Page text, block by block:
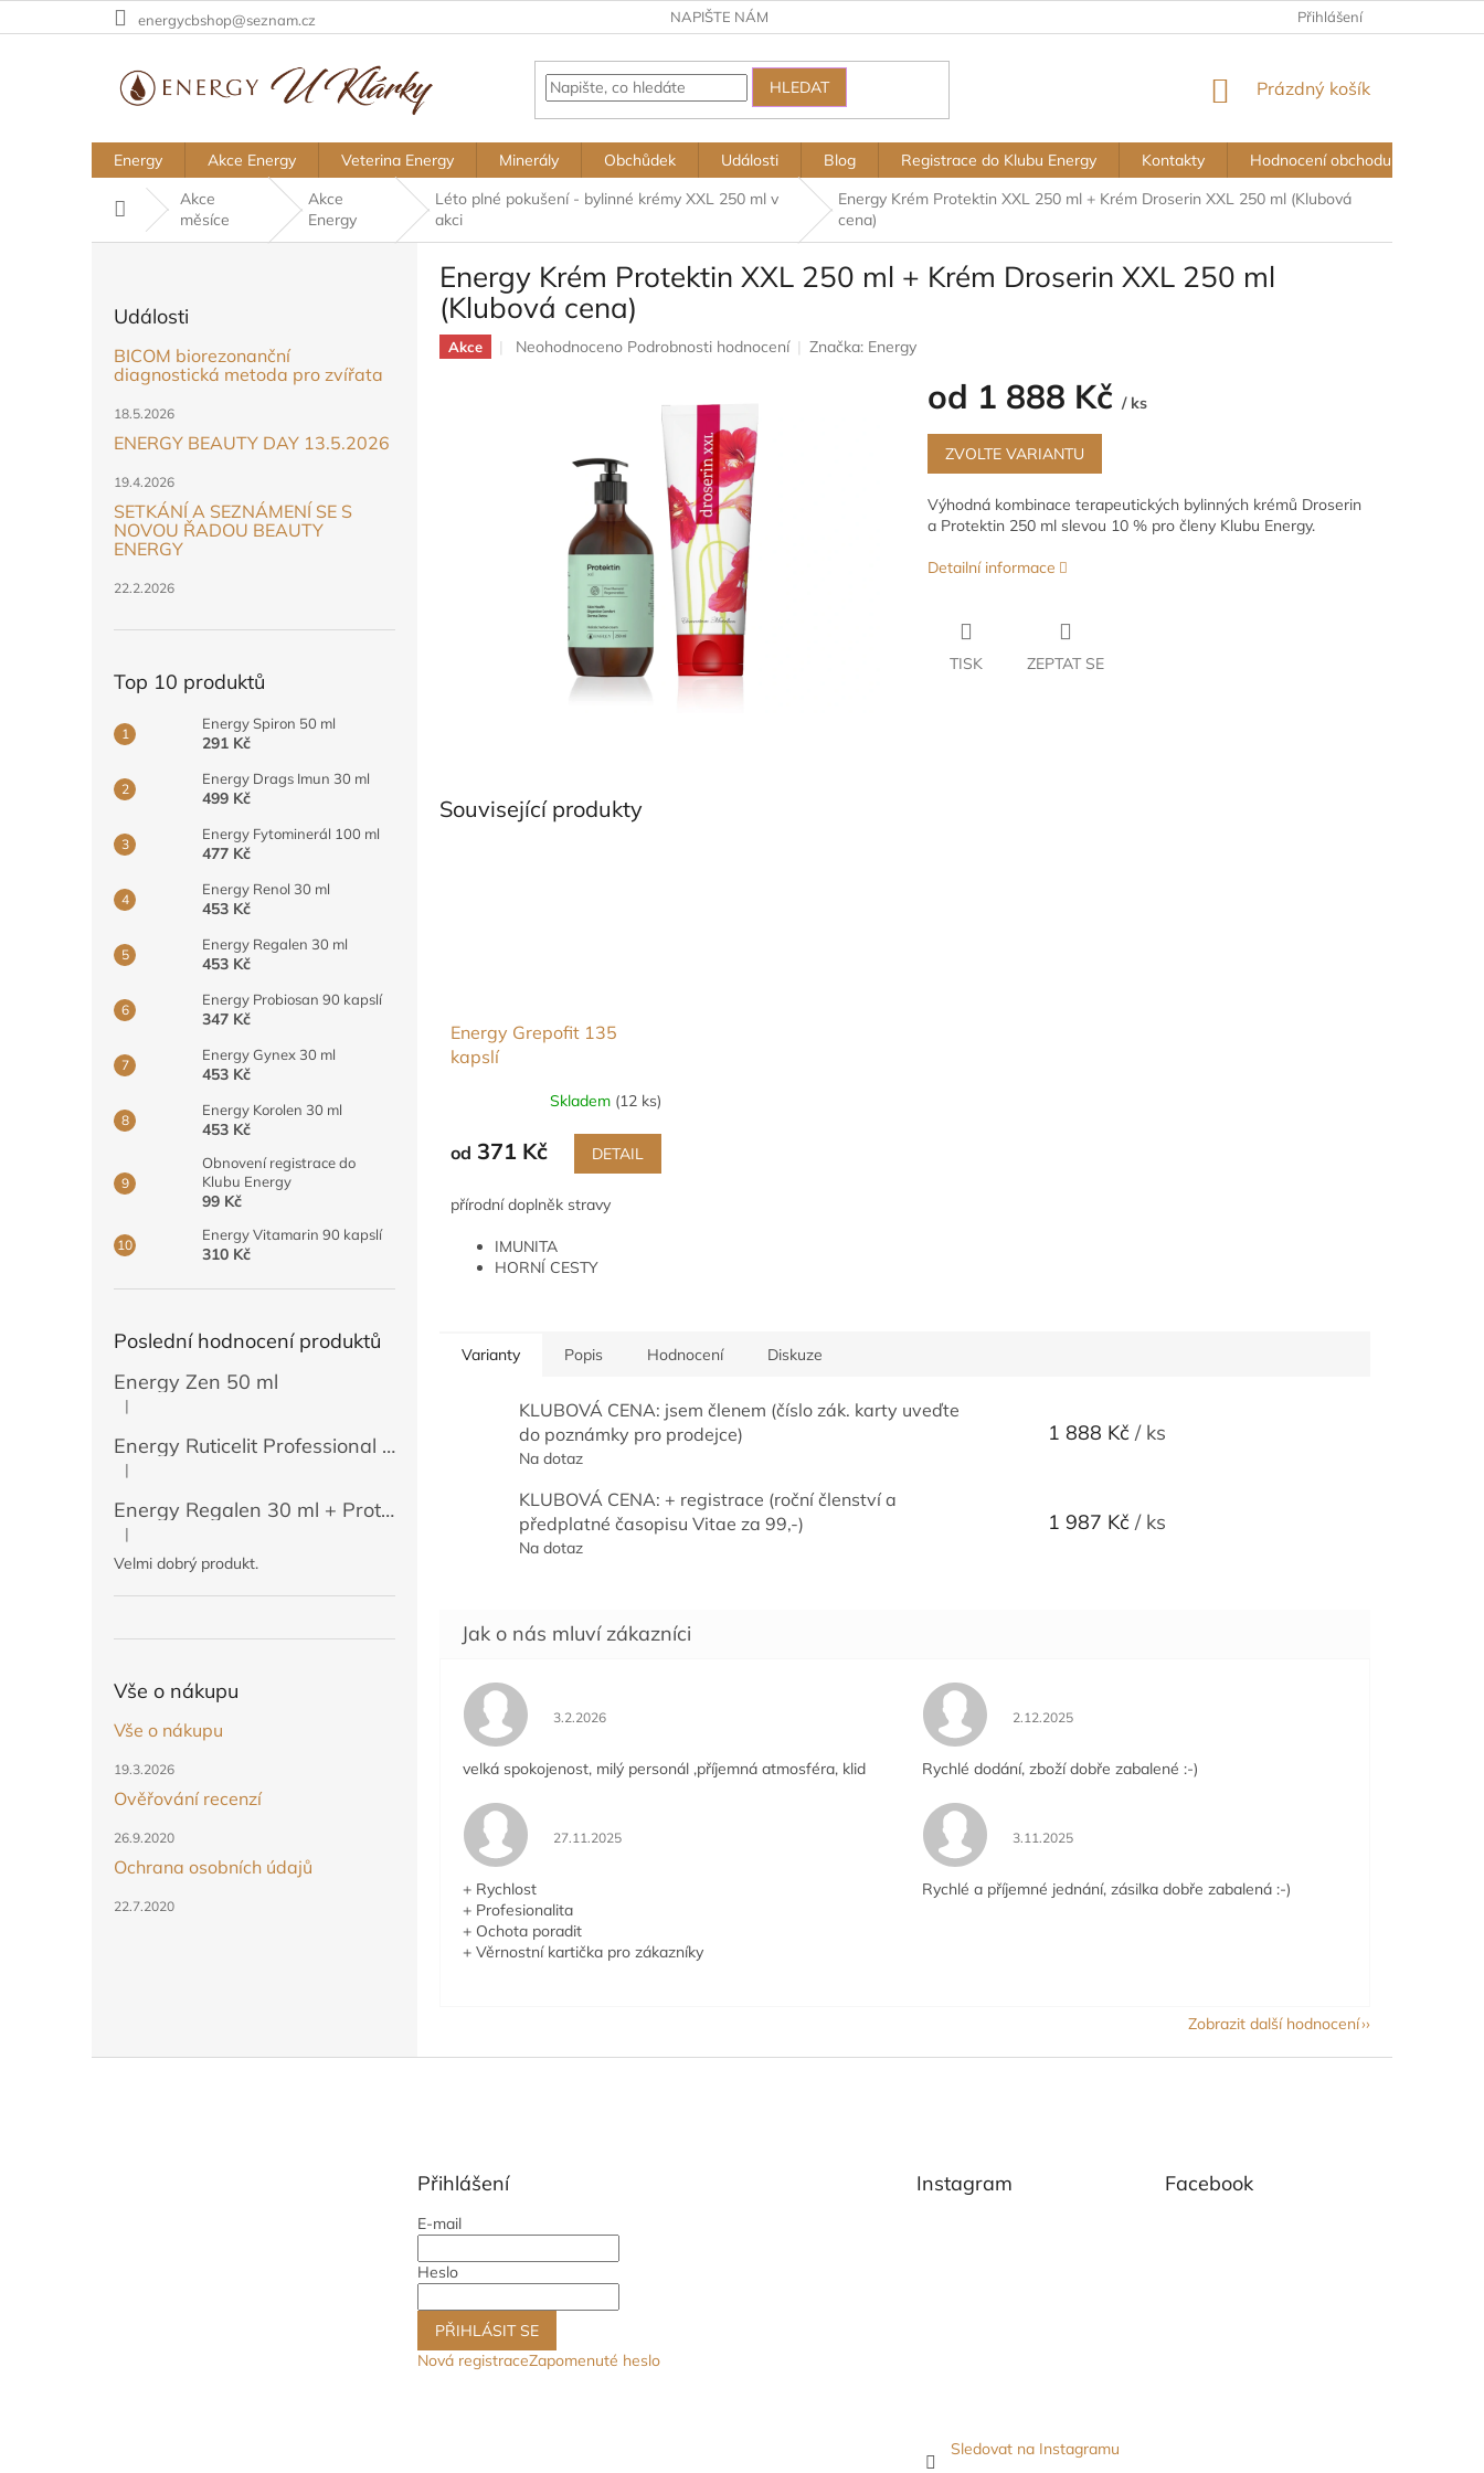
na
energycbshop@seznam.cz NAPIŠTE NÁM Přihlášení
HLEDAT
NÁKUPNÍ
Prázdný košík
Energy Akce Energy Veterina Energy Minerály Obchůdek Události Blog Registrace do Klubu Energy Kontakty Hodnocení obchodu
Domů Akce
měsíce
Akce
Energy
Léto plné pokušení - bylinné krémy XXL 250 ml v
akci
Energy Krém Protektin XXL 250 ml + Krém Droserin XXL 250 ml (Klubová
cena)
Události
BICOM biorezonanční
diagnostická metoda pro zvířata
18.5.2026
ENERGY BEAUTY DAY 13.5.2026
19.4.2026
SETKÁNÍ A SEZNÁMENÍ SE S
NOVOU ŘADOU BEAUTY
ENERGY
22.2.2026
Top 10 produktů
Energy Spiron 50 ml
291 Kč
Energy Drags Imun 30 ml
499 Kč
Energy Fytominerál 100 ml
477 Kč
Energy Renol 30 ml
453 Kč
Energy Regalen 30 ml
453 Kč
Energy Probiosan 90 kapslí
347 Kč
Energy Gynex 30 ml
453 Kč
Energy Korolen 30 ml
453 Kč
Obnovení registrace do
Klubu Energy
99 Kč
Energy Vitamarin 90 kapslí
310 Kč
Poslední hodnocení produktů
Energy Zen 50 ml
Hodnocení produktu je 5 z 5 hvězdiček.
|
Energy Ruticelit Professional 500 ml
Hodnocení produktu je 5 z 5 hvězdiček.
|
Energy Regalen 30 ml + Protektin 50 ml (POUZE PRO ČLENY)
Hodnocení produktu je 5 z 5 hvězdiček.
|
Velmi dobrý produkt.
Vše o nákupu
Vše o nákupu
19.3.2026
Ověřování recenzí
26.9.2020
Ochrana osobních údajů
22.7.2020
Energy Krém Protektin XXL 250 ml + Krém Droserin XXL 250 ml
(Klubová cena)
Akce
Průměrné
Neohodnoceno Podrobnosti hodnocení Značka: Energy
od 1 888 Kč / ks
Měrná
cena:
ZVOLTE VARIANTU
Výhodná kombinace terapeutických bylinných krémů Droserin
a Protektin 250 ml slevou 10 % pro členy Klubu Energy.
Detailní informace
TISK ZEPTAT SE
Související produkty
Energy Grepofit 135
kapslí
produktu
je
z
hvězdiček.
Skladem (12 ks)
od 371 Kč DETAIL
přírodní doplněk stravy
IMUNITA
HORNÍ CESTY
ROVNOVÁHA
Varianty Popis Hodnocení Diskuze
KLUBOVÁ CENA: jsem členem (číslo zák. karty uveďte
do poznámky pro prodejce)
Na dotaz
1 888 Kč / ks
KLUBOVÁ CENA: + registrace (roční členství a
předplatné časopisu Vitae za 99,-)
Na dotaz
1 987 Kč / ks
Hodnocení obchodu je 5 z 5 hvězdiček.
3.2.2026
velká spokojenost, milý personál ,příjemná atmosféra, klid
Hodnocení obchodu je 5 z 5 hvězdiček.
2.12.2025
Rychlé dodání, zboží dobře zabalené :-)
Hodnocení obchodu je 5 z 5 hvězdiček.
27.11.2025
+ Rychlost
+ Profesionalita
+ Ochota poradit
+ Věrnostní kartička pro zákazníky
Hodnocení obchodu je 5 z 5 hvězdiček.
3.11.2025
Rychlé a příjemné jednání, zásilka dobře zabalená :-)
Zobrazit další hodnocení
Přihlášení
E-mail
Heslo
PŘIHLÁSIT SE
Nová registraceZapomenuté heslo
Instagram
Sledovat na Instagramu
Facebook